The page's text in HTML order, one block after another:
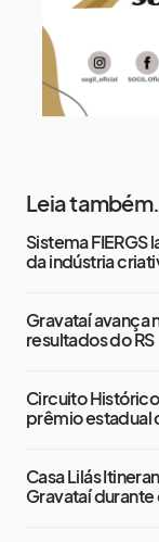
Leia
Sistema
da indústria
Gravataí avança
resultados do RS
Circuito
prêmio estadual
Casa Lilás
Gravataí durante